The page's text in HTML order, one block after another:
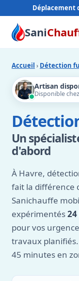
Déplacement
Sani
Accueil › Détection
Artisan
Disponible
Un
d'abord
À Havre,
fait la différence
Sanichauffe
expérimentés
pour vos
travaux
45 minutes en